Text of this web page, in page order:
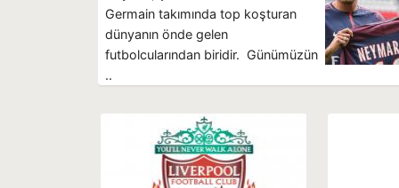
Germain takımında top koşturan
dünyanın önde gelen
futbolcularından biridir. Günümüzün
..